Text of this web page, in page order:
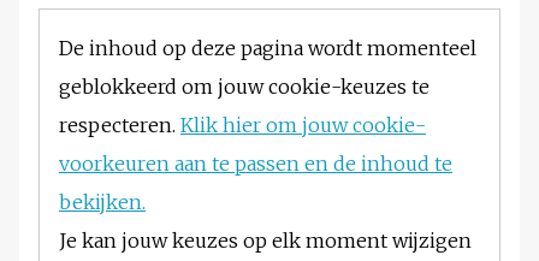
De inhoud op deze pagina wordt momenteel
geblokkeerd om jouw cookie-keuzes te
respecteren. Klik hier om jouw cookie-
voorkeuren aan te passen en de inhoud te
bekijken.
Je kan jouw keuzes op elk moment wijzigen